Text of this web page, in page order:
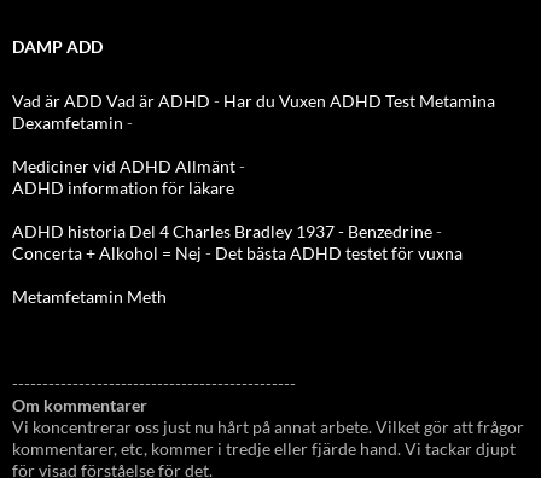
DAMP ADD
Vad är ADD Vad är ADHD - Har du Vuxen ADHD Test Metamina
Dexamfetamin -
Mediciner vid ADHD Allmänt-
ADHD information för läkare
ADHD historia Del 4 Charles Bradley 1937 - Benzedrine-
Concerta + Alkohol = Nej - Det bästa ADHD testet för vuxna
Metamfetamin Meth
-----------------------------------------------
Om kommentarer
Vi koncentrerar oss just nu hårt på annat arbete. Vilket gör att frågor
kommentarer, etc, kommer i tredje eller fjärde hand. Vi tackar djupt
för visad förståelse för det.